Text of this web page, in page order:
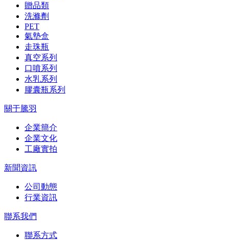
贈品類
洗滌劑
PET
氣墊盒
走珠瓶
真空系列
口噴系列
水乳系列
膠囊瓶系列
關于騰羽
企業簡介
企業文化
工廠實拍
新聞資訊
公司動態
行業資訊
聯系我們
聯系方式